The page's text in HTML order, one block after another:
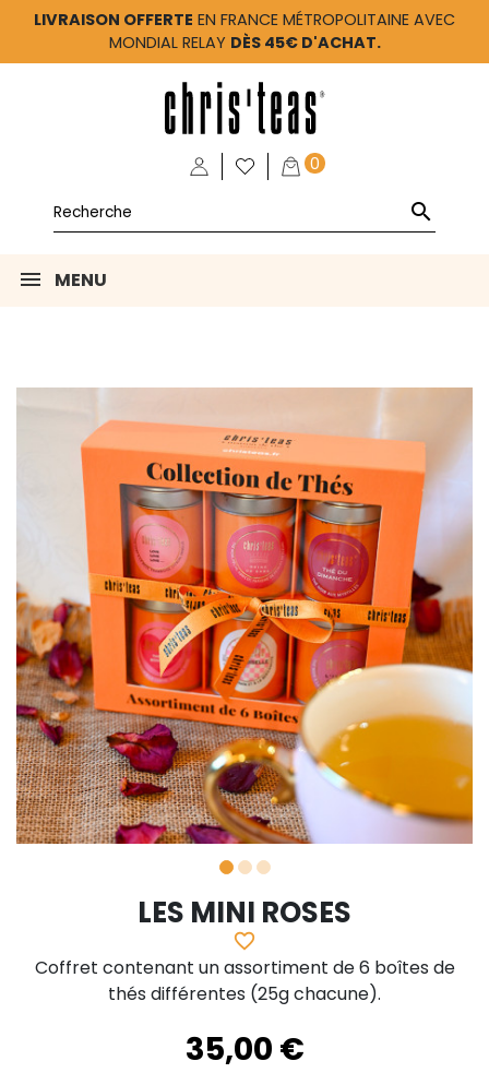
LIVRAISON OFFERTE EN FRANCE MÉTROPOLITAINE AVEC
MONDIAL RELAY DÈS 45€ D'ACHAT.
0

MENU
LES MINI ROSES
favorite_border
Coffret contenant un assortiment de 6 boîtes de
thés différentes (25g chacune).
35,00 €